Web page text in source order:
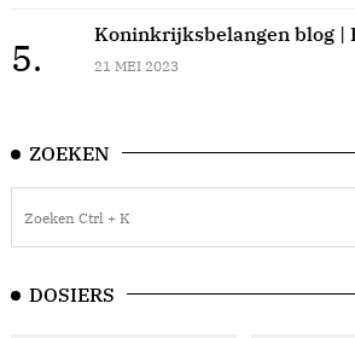
5.
Koninkrijksbelangen blog |
21 MEI 2023
ZOEKEN
DOSIERS